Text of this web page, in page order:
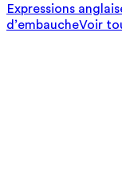
Expressions
d’embaucheVoir